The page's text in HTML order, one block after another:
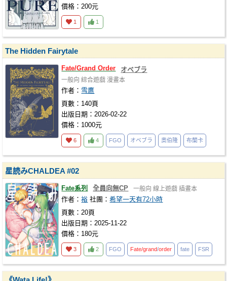
價格：200元
1 1
The Hidden Fairytale
Fate/Grand Order オベブラ
一般向 綜合遊戲 漫畫本
作者： 雪鷹
頁數：140頁
出版日期：2026-02-22
價格：1000元
6 4 FGO オベブラ 奧伯隆 布蘭卡
星読みCHALDEA #02
Fate系列 全員向無CP 一般向 線上遊戲 插畫本
作者：裕 社團：希望一天有72小時
頁數：20頁
出版日期：2025-11-22
價格：180元
3 2 FGO Fate/grand/order fate FSR